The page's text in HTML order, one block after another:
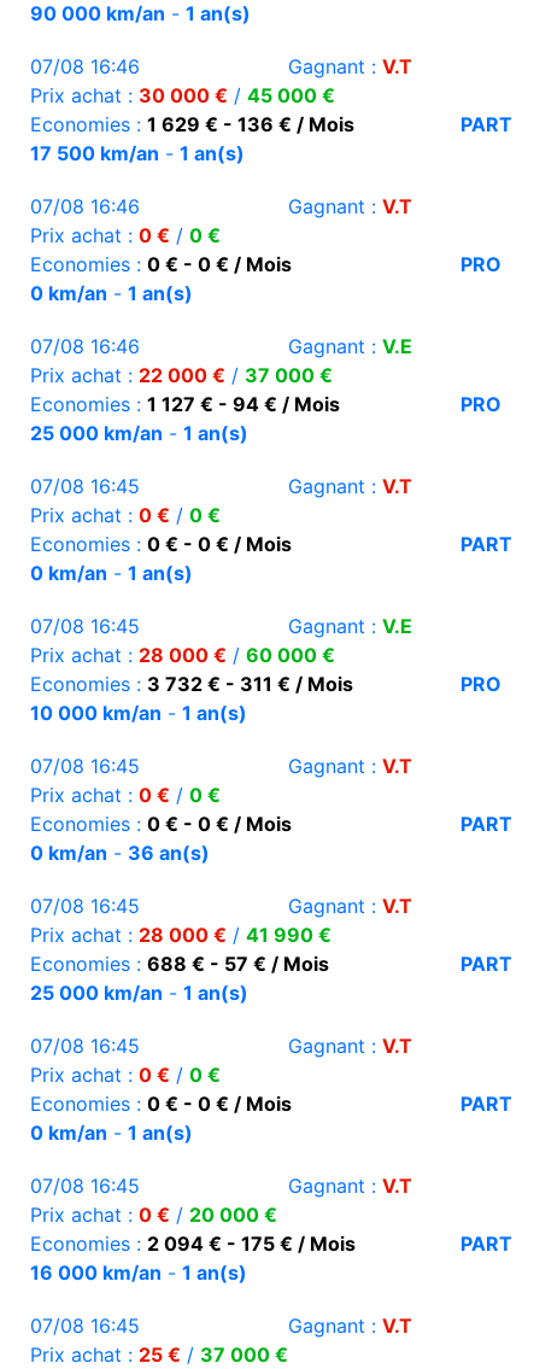
90 000 km/an - 1 an(s)
07/08 16:46 Gagnant : V.T
Prix achat : 30 000 € / 45 000 €
Economies : 1 629 € - 136 € / Mois
PART
17 500 km/an - 1 an(s)
07/08 16:46 Gagnant : V.T
Prix achat : 0 € / 0 €
Economies : 0 € - 0 € / Mois
PRO
0 km/an - 1 an(s)
07/08 16:46 Gagnant : V.E
Prix achat : 22 000 € / 37 000 €
Economies : 1 127 € - 94 € / Mois
PRO
25 000 km/an - 1 an(s)
07/08 16:45 Gagnant : V.T
Prix achat : 0 € / 0 €
Economies : 0 € - 0 € / Mois
PART
0 km/an - 1 an(s)
07/08 16:45 Gagnant : V.E
Prix achat : 28 000 € / 60 000 €
Economies : 3 732 € - 311 € / Mois
PRO
10 000 km/an - 1 an(s)
07/08 16:45 Gagnant : V.T
Prix achat : 0 € / 0 €
Economies : 0 € - 0 € / Mois
PART
0 km/an - 36 an(s)
07/08 16:45 Gagnant : V.T
Prix achat : 28 000 € / 41 990 €
Economies : 688 € - 57 € / Mois
PART
25 000 km/an - 1 an(s)
07/08 16:45 Gagnant : V.T
Prix achat : 0 € / 0 €
Economies : 0 € - 0 € / Mois
PART
0 km/an - 1 an(s)
07/08 16:45 Gagnant : V.T
Prix achat : 0 € / 20 000 €
Economies : 2 094 € - 175 € / Mois
PART
16 000 km/an - 1 an(s)
07/08 16:45 Gagnant : V.T
Prix achat : 25 € / 37 000 €